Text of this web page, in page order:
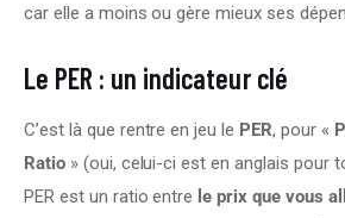
car elle a moins ou gère mieux ses
Le PER : un indicateur clé
C’est là que rentre en jeu le PER, pour «
Ratio » (oui, celui-ci est en anglais pour
PER est un ratio entre le prix que vous